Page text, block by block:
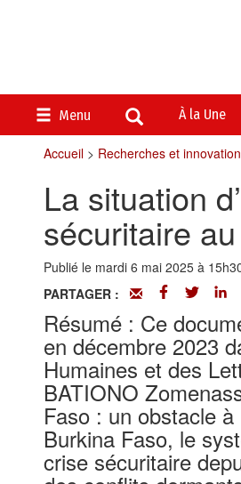
Menu À la Une
Accueil> Recherches et
La situation
sécuritaire
Publié le mardi 6 mai 2025 à
PARTAGER :
Résumé : Ce
en décembre 2023
Humaines et des
BATIONO
Faso : un obstacle
Burkina Faso, le
crise sécuritaire